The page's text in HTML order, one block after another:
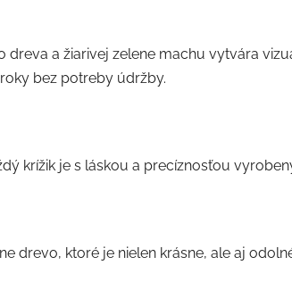
dreva a žiarivej zelene machu vytvára
bez potreby údržby.
krížik je s láskou a precíznosťou
drevo, ktoré je nielen krásne, ale aj